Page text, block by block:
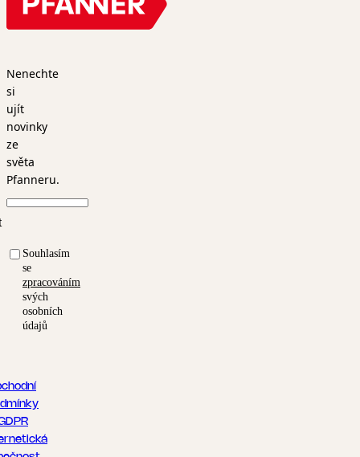
Nenechte
si
ujít
novinky
ze
světa
Pfanneru.
Souhlasím
se
zpracováním
svých
osobních
údajů